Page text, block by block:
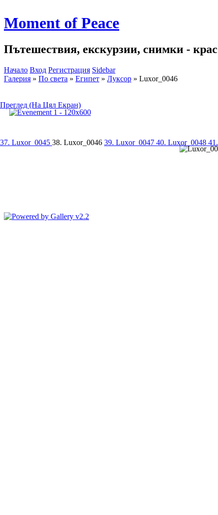
Moment of Peace
Пътешествия, екскурзии, снимки -
Начало Вход Регистрация Sidebar
Галерия » По света » Египет » Луксор » Luxor_0046
Преглед (На Цял Екран)
37. Luxor_0045 38. Luxor_0046 39. Luxor_0047 40. Luxor_0048